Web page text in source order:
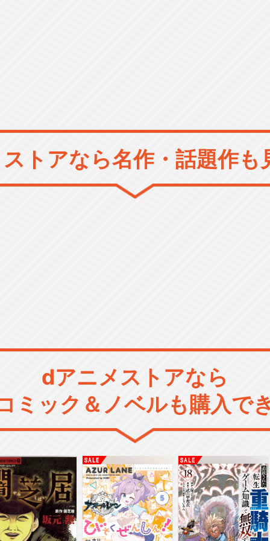
トアなら名作・話題作も
dアニメストアなら
ミック＆ノベルも購入で